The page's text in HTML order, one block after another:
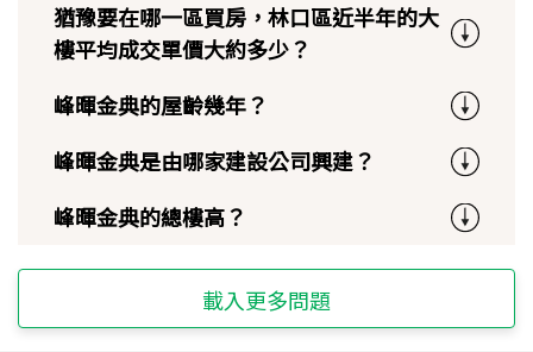
猶豫要在哪一區買房，林口區近半年的大
樓平均成交單價大約多少？
峰暉金典的屋齡幾年？
峰暉金典是由哪家建設公司興建？
峰暉金典的總樓高？
載入更多問題